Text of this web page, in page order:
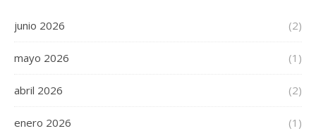
junio 2026 (2)
mayo 2026 (1)
abril 2026 (2)
enero 2026 (1)